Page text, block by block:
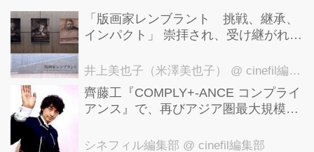
「版画家レンブラント 挑戦、継承、
インパクト」 崇拝され、受け継がれ、
洋美術館にて9月23日まで開催中！
井上美也子（米澤美也子） @ cinefil編集部
齊藤工『COMPLY+-ANCE コンプライ
アンス』で、再びアジア圏最大規模の
ナショナル・パノラマ部門"に正式招
シネフィル編集部 @ cinefil編集部